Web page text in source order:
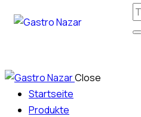
Close
Startseite
Produkte